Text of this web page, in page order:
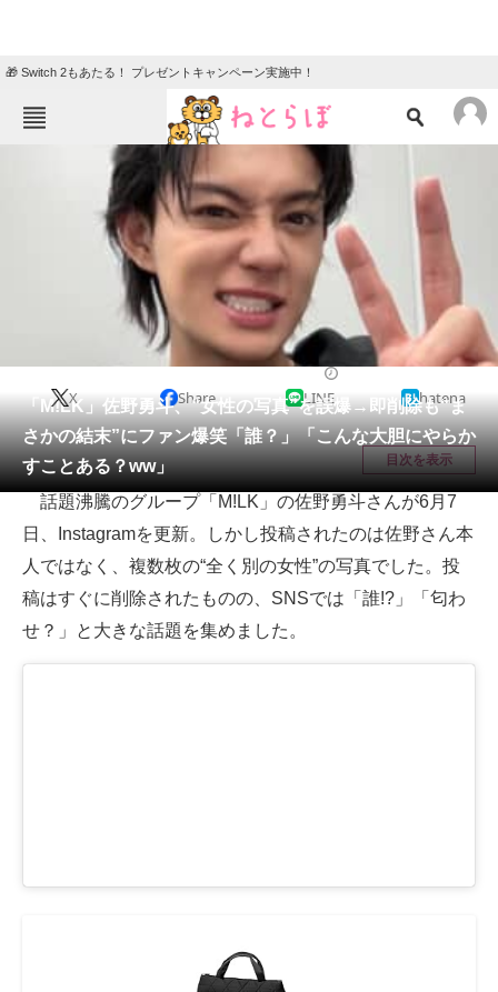
🎁 Switch 2もあたる！ プレゼントキャンペーン実施中！
ねとらぼメニュー
ニュース
クイズ
地域
教育・育児
リサーチ
会員記事
メディア
注目記事を集めた総合ページ
ITの今と未来を見通す
スマホと通信の最新トレンド
進化するPCとデバイスの未来
ITエンジニア向け専門サイト
「M!LK」佐野勇斗、“女性の写真”を誤爆→即削除も“ま
さかの結末”にファン爆笑「誰？」「こんな大胆にやらか
すことある？ww」
X Share LINE hatena
目次を表示
話題沸騰のグループ「M!LK」の佐野勇斗さんが6月7
日、Instagramを更新。しかし投稿されたのは佐野さん本
人ではなく、複数枚の“全く別の女性”の写真でした。投
稿はすぐに削除されたものの、SNSでは「誰!?」「匂わ
せ？」と大きな話題を集めました。